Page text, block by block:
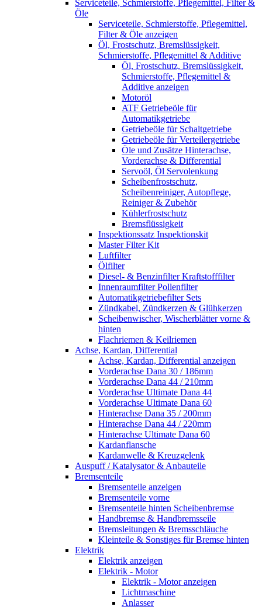
Serviceteile, Schmierstoffe, Pflegemittel, Filter &
Öle
Serviceteile, Schmierstoffe, Pflegemittel,
Filter & Öle anzeigen
Öl, Frostschutz, Bremslüssigkeit,
Schmierstoffe, Pflegemittel & Additive
Öl, Frostschutz, Bremslüssigkeit,
Schmierstoffe, Pflegemittel &
Additive anzeigen
Motoröl
ATF Getriebeöle für
Automatikgetriebe
Getriebeöle für Schaltgetriebe
Getriebeöle für Verteilergetriebe
Öle und Zusätze Hinterachse,
Vorderachse & Differential
Servoöl, Öl Servolenkung
Scheibenfrostschutz,
Scheibenreiniger, Autopflege,
Reiniger & Zubehör
Kühlerfrostschutz
Bremsflüssigkeit
Inspektionssatz Inspektionskit
Master Filter Kit
Luftfilter
Ölfilter
Diesel- & Benzinfilter Kraftstofffilter
Innenraumfilter Pollenfilter
Automatikgetriebefilter Sets
Zündkabel, Zündkerzen & Glühkerzen
Scheibenwischer, Wischerblätter vorne &
hinten
Flachriemen & Keilriemen
Achse, Kardan, Differential
Achse, Kardan, Differential anzeigen
Vorderachse Dana 30 / 186mm
Vorderachse Dana 44 / 210mm
Vorderachse Ultimate Dana 44
Vorderachse Ultimate Dana 60
Hinterachse Dana 35 / 200mm
Hinterachse Dana 44 / 220mm
Hinterachse Ultimate Dana 60
Kardanflansche
Kardanwelle & Kreuzgelenk
Auspuff / Katalysator & Anbauteile
Bremsenteile
Bremsenteile anzeigen
Bremsenteile vorne
Bremsenteile hinten Scheibenbremse
Handbremse & Handbremsseile
Bremsleitungen & Bremsschläuche
Kleinteile & Sonstiges für Bremse hinten
Elektrik
Elektrik anzeigen
Elektrik - Motor
Elektrik - Motor anzeigen
Lichtmaschine
Anlasser